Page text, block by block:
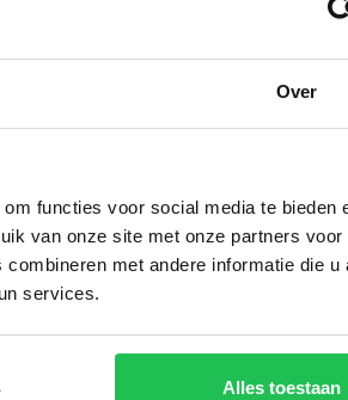
Over
functies voor social media te bieden
van onze site met onze partners voor
met andere informatie die u
services.
Alles toestaan